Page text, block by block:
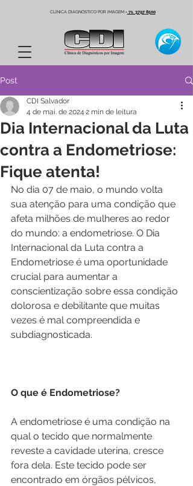
CLÍNICA DIAGNÓSTICO POR IMAGEM-71. 3797 8500
Post
Dia Internacional da Luta
contra a Endometriose:
Fique atenta!
CDI Salvador
4 de mai. de 2024 2 min de leitura
No dia 07 de maio, o mundo volta
sua atenção para uma condição que
afeta milhões de mulheres ao redor
do mundo: a endometriose. O Dia
Internacional da Luta contra a
Endometriose é uma oportunidade
crucial para aumentar a
conscientização sobre essa condição
dolorosa e debilitante que muitas
vezes é mal compreendida e
subdiagnosticada.
O que é Endometriose?
A endometriose é uma condição na
qual o tecido que normalmente
reveste a cavidade uterina, cresce
fora dela. Este tecido pode ser
encontrado em órgãos pélvicos,